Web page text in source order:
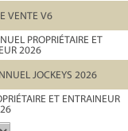
VENTE V6
PROPRIÉTAIRE ET
2026
JOCKEYS 2026
ET ENTRAINEUR